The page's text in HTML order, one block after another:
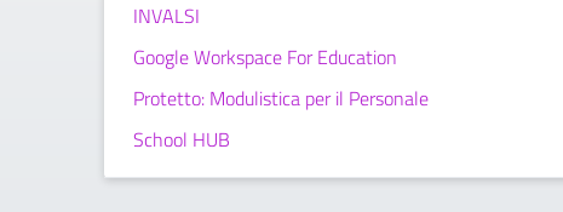
INVALSI
Google Workspace For Education
Protetto: Modulistica per il Personale
School HUB